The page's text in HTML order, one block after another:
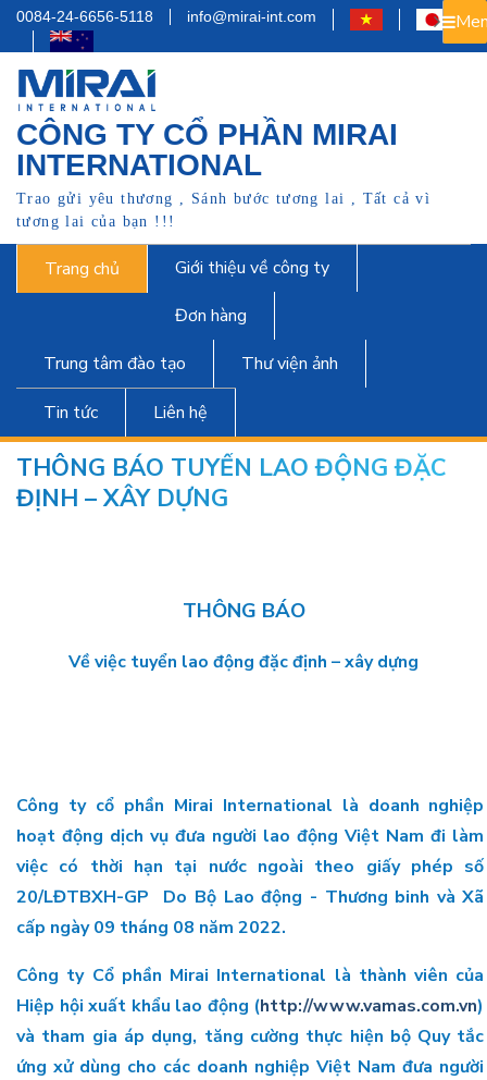
0084-24-6656-5118 info@mirai-int.com
CÔNG TY CỔ PHẦN MIRAI
INTERNATIONAL
Trao gửi yêu thương , Sánh bước tương lai , Tất cả vì
tương lai của bạn !!!
Trang chủ
Giới thiệu về công ty
Đơn hàng
Trung tâm đào tạo
Thư viện ảnh
Tin tức Liên hệ
THÔNG BÁO TUYỂN LAO ĐỘNG ĐẶC
ĐỊNH – XÂY DỰNG
THÔNG BÁO
Về việc tuyển lao động đặc định – xây dựng
Công ty cổ phần Mirai International là doanh nghiệp
hoạt động dịch vụ đưa người lao động Việt Nam đi làm
việc có thời hạn tại nước ngoài theo giấy phép số
20/LĐTBXH-GP Do Bộ Lao động - Thương binh và Xã
cấp ngày 09 tháng 08 năm 2022.
Công ty Cổ phần Mirai International là thành viên của
Hiệp hội xuất khẩu lao động (http://www.vamas.com.vn)
và tham gia áp dụng, tăng cường thực hiện bộ Quy tắc
ứng xử dùng cho các doanh nghiệp Việt Nam đưa người